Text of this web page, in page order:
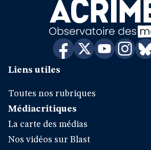
Liens utiles
Toutes nos rubriques
Médiacritiques
La carte des médias
Nos vidéos sur Blast